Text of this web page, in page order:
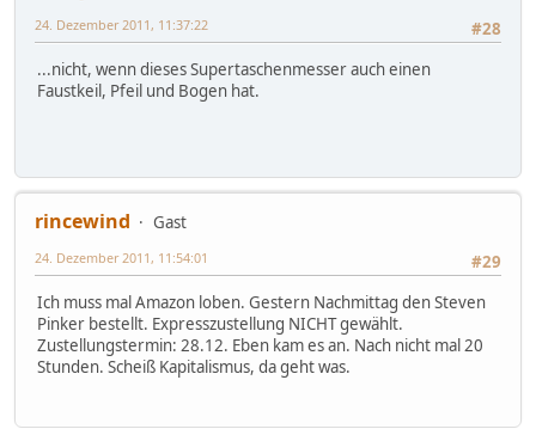
#28
24. Dezember 2011, 11:37:22
...nicht, wenn dieses Supertaschenmesser auch einen
Faustkeil, Pfeil und Bogen hat.
rincewind
Gast
#29
24. Dezember 2011, 11:54:01
Ich muss mal Amazon loben. Gestern Nachmittag den Steven
Pinker bestellt. Expresszustellung NICHT gewählt.
Zustellungstermin: 28.12. Eben kam es an. Nach nicht mal 20
Stunden. Scheiß Kapitalismus, da geht was.